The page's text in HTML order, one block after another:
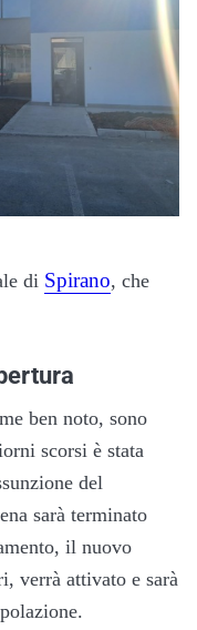
di Spirano, che
ben noto, sono
scorsi è stata
del
sarà terminato
il nuovo
verrà attivato e sarà